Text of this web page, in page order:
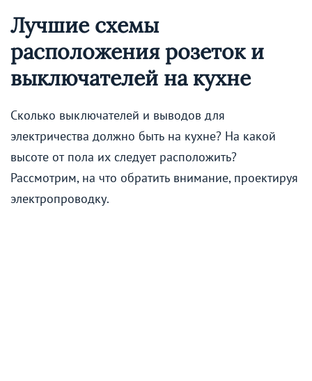
Лучшие схемы
расположения розеток и
выключателей на кухне
Сколько выключателей и выводов для
электричества должно быть на кухне? На какой
высоте от пола их следует расположить?
Рассмотрим, на что обратить внимание, проектируя
электропроводку.